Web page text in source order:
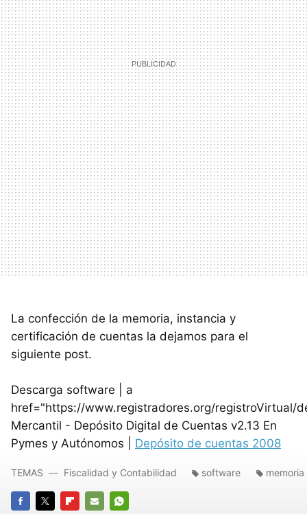
La confección de la memoria, instancia y
certificación de cuentas la dejamos para el
siguiente post.
Descarga software | a
href="https://www.registradores.org/registroVirtual/
Mercantil - Depósito Digital de Cuentas v2.13 En
Pymes y Autónomos | Depósito de cuentas 2008
TEMAS Fiscalidad y Contabilidad software memoria